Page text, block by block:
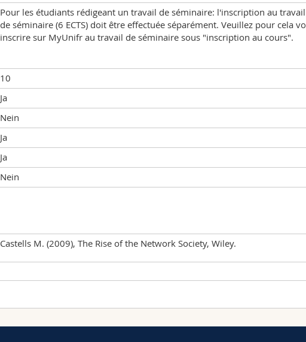
Pour les étudiants rédigeant un travail de séminaire: l'inscription au travail
de séminaire (6 ECTS) doit être effectuée séparément. Veuillez pour cela
inscrire sur MyUnifr au travail de séminaire sous "inscription au cours".
10
Ja
Nein
Ja
Ja
Nein
Castells M. (2009), The Rise of the Network Society, Wiley.
Kurs PER 21, Raum B207